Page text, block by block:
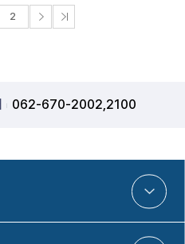
2
062-670-2002,2100